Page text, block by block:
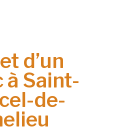
d’un
à Saint-
de-